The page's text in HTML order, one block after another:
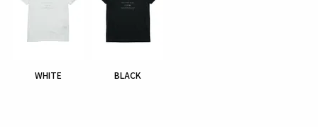
WHITE BLACK